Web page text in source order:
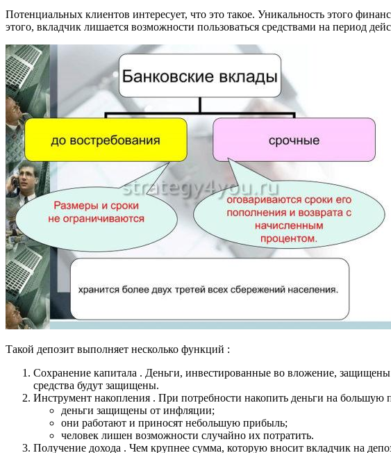
Потенциальных клиентов интересует, что это такое. Уникальность этого
этого, вкладчик лишается возможности пользоваться средствами на период
Такой депозит выполняет несколько функций :
Сохранение капитала . Деньги, инвестированные во вложение,
средства будут защищены.
Инструмент накопления . При потребности накопить деньги на большую
деньги защищены от инфляции;
они работают и приносят небольшую прибыль;
человек лишен возможности случайно их потратить.
Получение дохода . Чем крупнее сумма, которую вносит вкладчик на